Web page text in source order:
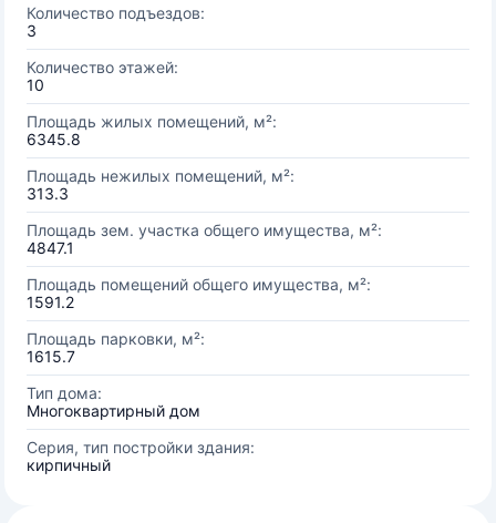
Количество подъездов:
3
Количество этажей:
10
Площадь жилых помещений, м²:
6345.8
Площадь нежилых помещений, м²:
313.3
Площадь зем. участка общего имущества, м²:
4847.1
Площадь помещений общего имущества, м²:
1591.2
Площадь парковки, м²:
1615.7
Тип дома:
Многоквартирный дом
Серия, тип постройки здания:
кирпичный